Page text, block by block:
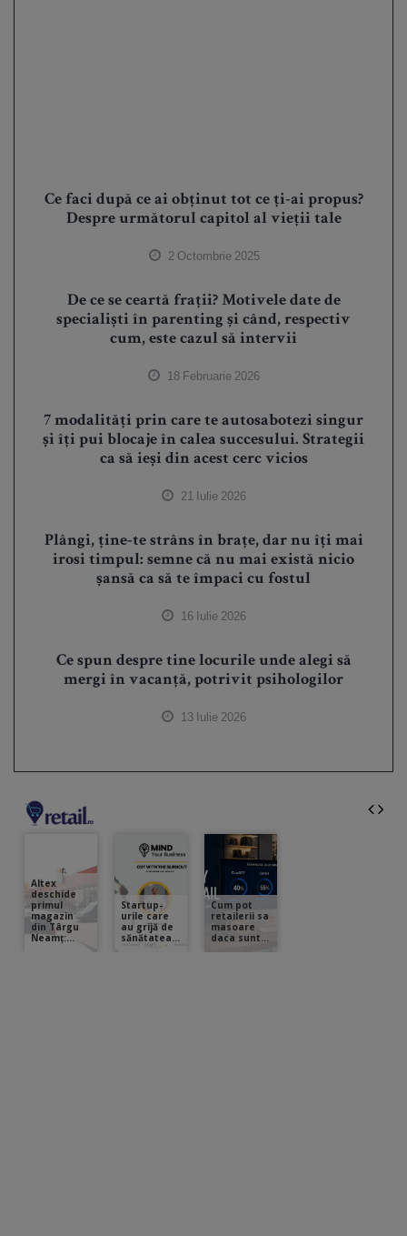
Ce faci după ce ai obținut tot ce ți-ai propus?
Despre următorul capitol al vieții tale
2 Octombrie 2025
De ce se ceartă frații? Motivele date de
specialiști în parenting și când, respectiv
cum, este cazul să intervii
18 Februarie 2026
7 modalități prin care te autosabotezi singur
și îți pui blocaje în calea succesului. Strategii
ca să ieși din acest cerc vicios
21 Iulie 2026
Plângi, ține-te strâns în brațe, dar nu îți mai
irosi timpul: semne că nu mai există nicio
șansă ca să te împaci cu fostul
16 Iulie 2026
Ce spun despre tine locurile unde alegi să
mergi în vacanță, potrivit psihologilor
13 Iulie 2026